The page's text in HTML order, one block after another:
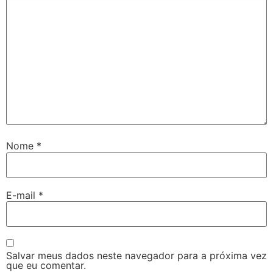
Nome *
E-mail *
Salvar meus dados neste navegador para a próxima vez
que eu comentar.